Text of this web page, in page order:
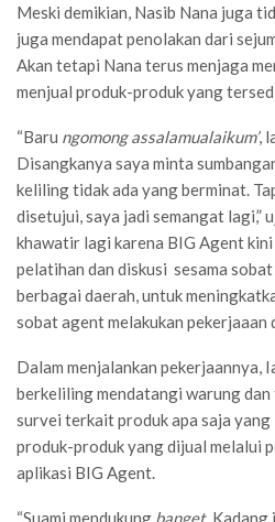
Meski demikian, Nasib Nana juga
juga mendapat penolakan dari
Akan tetapi Nana terus menjaga
menjual produk-produk yang
“Baru ngomong assalamualaikum’,
Disangkanya saya minta
keliling tidak ada yang berminat.
disetujui, saya jadi semangat lagi,”
khawatir lagi karena BIG Agent
pelatihan dan diskusi sesama
berbagai daerah, untuk
sobat agent melakukan pekerjaaan
Dalam menjalankan pekerjaannya,
berkeliling mendatangi warung
survei terkait produk apa saja yang
produk-produk yang dijual melalui
aplikasi BIG Agent.
“Suami mendukung banget. Kadang